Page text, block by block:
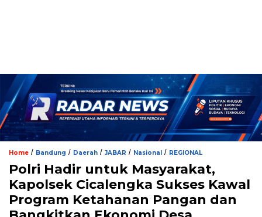
Home / Bandung / Daerah / JABAR / Nasional / REGIONAL
Polri Hadir untuk Masyarakat,
Kapolsek Cicalengka Sukses Kawal
Program Ketahanan Pangan dan